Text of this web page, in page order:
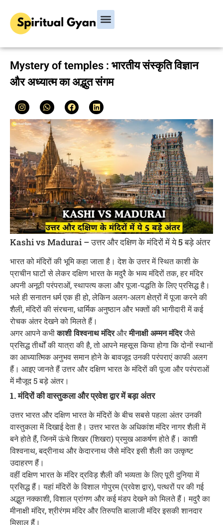
Mystery of temples : भारतीय संस्कृति विज्ञान
और अध्यात्म का अद्भुत संगम
Kashi vs Madurai – उत्तर और दक्षिण के मंदिरों में ये 5 बड़े अंतर
भारत को मंदिरों की भूमि कहा जाता है। देश के उत्तर में स्थित काशी के
प्राचीन घाटों से लेकर दक्षिण भारत के मदुरै के भव्य मंदिरों तक, हर मंदिर
अपनी अनूठी परंपराओं, स्थापत्य कला और पूजा-पद्धति के लिए प्रसिद्ध है।
भले ही सनातन धर्म एक ही हो, लेकिन अलग-अलग क्षेत्रों में पूजा करने की
शैली, मंदिरों की संरचना, धार्मिक अनुष्ठान और भक्तों की भागीदारी में कई
रोचक अंतर देखने को मिलते हैं।
अगर आपने कभीकाशी विश्वनाथ मंदिरऔरमीनाक्षी अम्मन मंदिरजैसे
प्रसिद्ध तीर्थों की यात्रा की है, तो आपने महसूस किया होगा कि दोनों स्थानों
का आध्यात्मिक अनुभव समान होने के बावजूद उनकी परंपराएं काफी अलग
हैं। आइए जानते हैं उत्तर और दक्षिण भारत के मंदिरों की पूजा और परंपराओं
में मौजूद 5 बड़े अंतर।
1. मंदिरों की वास्तुकला और प्रवेश द्वार में बड़ा अंतर
उत्तर भारत और दक्षिण भारत के मंदिरों के बीच सबसे पहला अंतर उनकी
वास्तुकला में दिखाई देता है। उत्तर भारत के अधिकांश मंदिर नागर शैली में
बने होते हैं, जिनमें ऊंचे शिखर (शिखरा) प्रमुख आकर्षण होते हैं। काशी
विश्वनाथ, बद्रीनाथ और केदारनाथ जैसे मंदिर इसी शैली का उत्कृष्ट
उदाहरण हैं।
वहीं दक्षिण भारत के मंदिर द्रविड़ शैली की भव्यता के लिए पूरी दुनिया में
प्रसिद्ध हैं। यहां मंदिरों के विशाल गोपुरम (प्रवेश द्वार), पत्थरों पर की गई
अद्भुत नक्काशी, विशाल प्रांगण और कई मंडप देखने को मिलते हैं। मदुरै का
मीनाक्षी मंदिर, श्रीरंगम मंदिर और तिरुपति बालाजी मंदिर इसकी शानदार
मिसाल हैं।